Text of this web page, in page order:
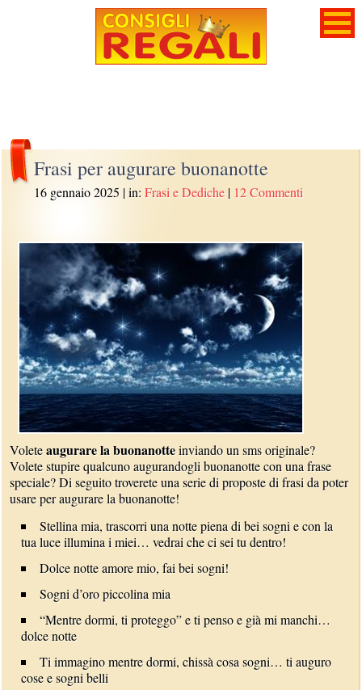
Frasi per augurare buonanotte
16 gennaio 2025 | in:Frasi e Dediche | 12 Commenti
Voleteaugurare la buonanotteinviando un sms originale?
Volete stupire qualcuno augurandogli buonanotte con una frase
speciale? Di seguito troverete una serie di proposte di frasi da poter
usare per augurare la buonanotte!
Stellina mia, trascorri una notte piena di bei sogni e con la
tua luce illumina i miei… vedrai che ci sei tu dentro!
Dolce notte amore mio, fai bei sogni!
Sogni d’oro piccolina mia
“Mentre dormi, ti proteggo” e ti penso e già mi manchi…
dolce notte
Ti immagino mentre dormi, chissà cosa sogni… ti auguro
cose e sogni belli